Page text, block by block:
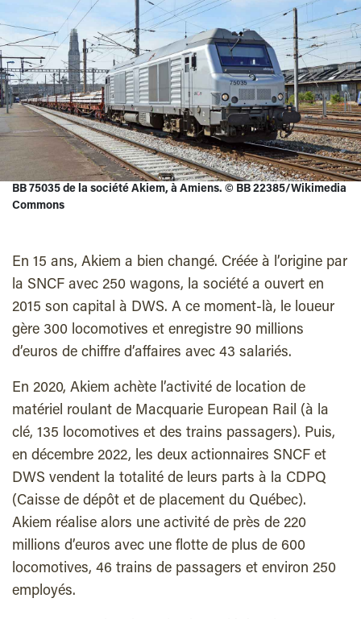
BB 75035 de la société Akiem, à Amiens. © BB 22385/Wikimedia
Commons
En 15 ans, Akiem a bien changé. Créée à l’origine par
la SNCF avec 250 wagons, la société a ouvert en
2015 son capital à DWS. A ce moment-là, le loueur
gère 300 locomotives et enregistre 90 millions
d’euros de chiffre d’affaires avec 43 salariés.
En 2020, Akiem achète l’activité de location de
matériel roulant de Macquarie European Rail (à la
clé, 135 locomotives et des trains passagers). Puis,
en décembre 2022, les deux actionnaires SNCF et
DWS vendent la totalité de leurs parts à la CDPQ
(Caisse de dépôt et de placement du Québec).
Akiem réalise alors une activité de près de 220
millions d’euros avec une flotte de plus de 600
locomotives, 46 trains de passagers et environ 250
employés.